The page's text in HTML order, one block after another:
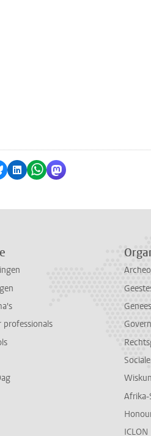
op Facebook
via Bluesky
Delen op LinkedIn
Delen via WhatsApp
Delen via Mastodon
Afrika-
ICLON